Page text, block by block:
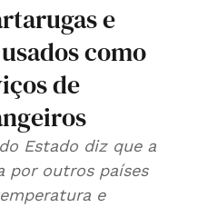
e
como
de
Estado diz que a
por outros países
e